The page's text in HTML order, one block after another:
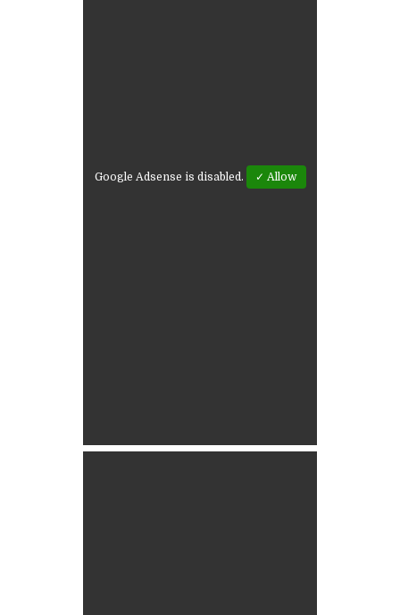
Google Adsense is disabled. ✓ Allow